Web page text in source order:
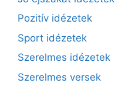
Pozitív idézetek
Sport idézetek
Szerelmes idézetek
Szerelmes versek